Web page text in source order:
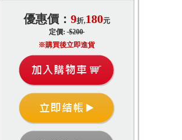
優惠價： 9折,180元
定價:$200
※購買後立即進貨